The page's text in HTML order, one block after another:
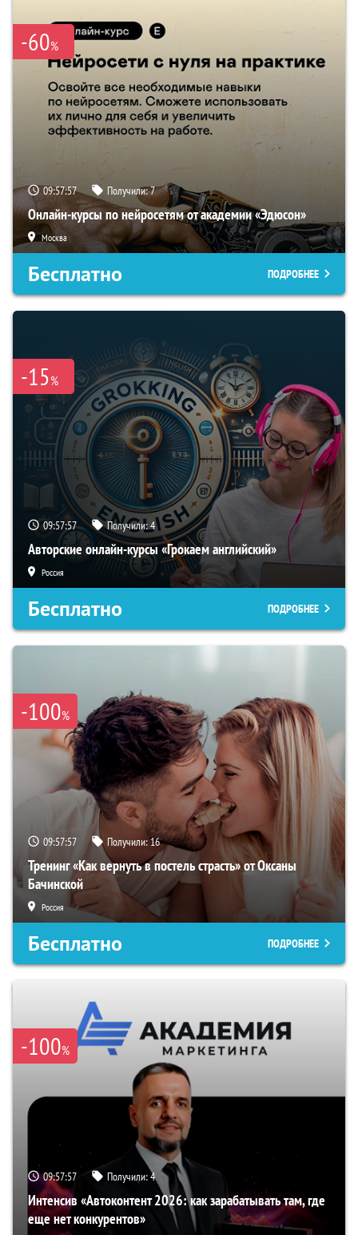
-60%
09:57:56 Получили:7
Онлайн-курсы по нейросетям от академии «Эдюсон»
Москва
Бесплатно ПОДРОБНЕЕ
-15%
09:57:56 Получили:4
Авторские онлайн-курсы «Грокаем английский»
Россия
Бесплатно ПОДРОБНЕЕ
-100%
09:57:56 Получили:16
Тренинг «Как вернуть в постель страсть» от Оксаны
Бачинской
Россия
Бесплатно ПОДРОБНЕЕ
-100%
09:57:56 Получили:4
Интенсив «Автоконтент 2026: как зарабатывать там, где
еще нет конкурентов»